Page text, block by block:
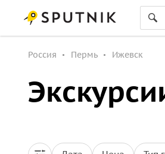
Россия Пермь Ижевск